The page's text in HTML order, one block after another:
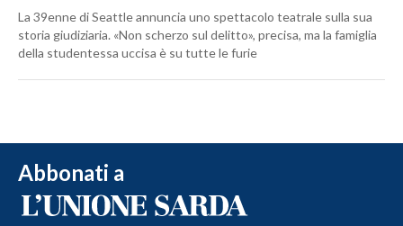
La 39enne di Seattle annuncia uno spettacolo teatrale sulla sua
storia giudiziaria. «Non scherzo sul delitto», precisa, ma la famiglia
della studentessa uccisa è su tutte le furie
Abbonati a